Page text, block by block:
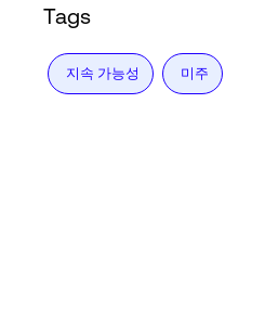
Tags
지속 가능성 미주